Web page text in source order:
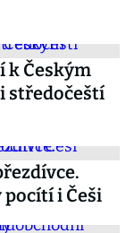
k Českým
středočeští
i Češi